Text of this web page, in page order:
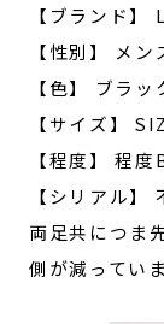
【ブランド
【性別】 メン
【色】 ブラッ
【サイズ】
【程度】 程度
【シリアル】
両足共につま
側が減っていま